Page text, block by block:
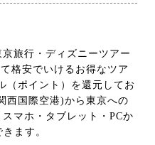
旅行・ディズニーツアー
格安でいけるお得なツア
（ポイント）を還元してお
西国際空港)から東京への
マホ・タブレット・PCか
ます。